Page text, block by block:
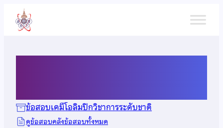
เนื้อหา
ข้อสอบเคมีโอลิมปิกวิชาการระดับชาติ
ดูข้อสอบคลังข้อสอบทั้งหมด